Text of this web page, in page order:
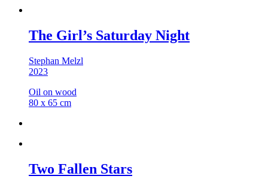
The Girl’s Saturday Night
Stephan Melzl
2023
Oil on wood
80 x 65 cm
Two Fallen Stars